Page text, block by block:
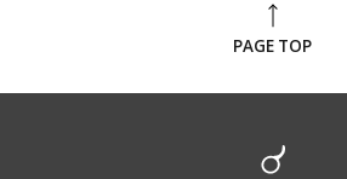
PAGE TOP